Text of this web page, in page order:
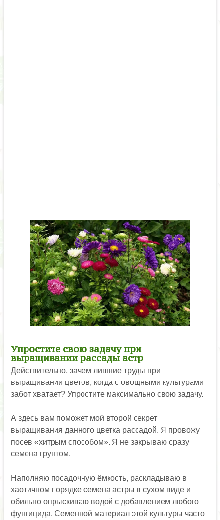
Упростите свою задачу при
выращивании рассады астр
Действительно, зачем лишние труды при
выращивании цветов, когда с овощными культурами
забот хватает? Упростите максимально свою задачу.
А здесь вам поможет мой второй секрет
выращивания данного цветка рассадой. Я провожу
посев «хитрым способом». Я не закрываю сразу
семена грунтом.
Наполняю посадочную ёмкость, раскладываю в
хаотичном порядке семена астры в сухом виде и
обильно опрыскиваю водой с добавлением любого
фунгицида. Семенной материал этой культуры часто